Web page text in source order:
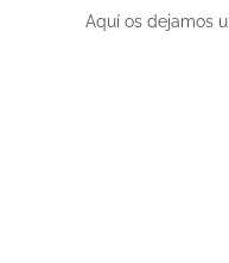
Aquí os dejamos